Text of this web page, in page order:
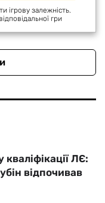
ігрову залежність.
гри
ЛЄ:
відпочивав